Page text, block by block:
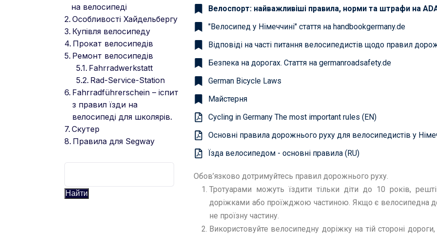
на велосипеді
Особливості Хайдельбергу
Купівля велосипеду
Прокат велосипедів
Ремонт велосипедів
Fahrradwerkstatt
Rad-Service-Station
Fahrradführerschein – іспит
з правил їзди на
велосипеді для школярів.
Скутер
Правила для Segway
Найти
Велоспорт: найважливіші правила, норми та штрафи на
"Велосипед у Німеччині" стаття на handbookgermany.de
Відповіді на часті питання велосипедистів щодо правил
Безпека на дорогах. Стаття на germanroadsafety.de
German Bicycle Laws
Майстерня
Cycling in Germany The most important rules (EN)
Основні правила дорожнього руху для велосипедистів у
Їзда велосипедом - основні правила (RU)
Обов’язково дотримуйтесь правил дорожнього руху.
Тротуарами можуть їздити тільки діти до 10 років,
доріжками або проїжджою частиною. Якщо є велосипедна
не проїзну частину.
Використовуйте велосипедну доріжку на тій стороні